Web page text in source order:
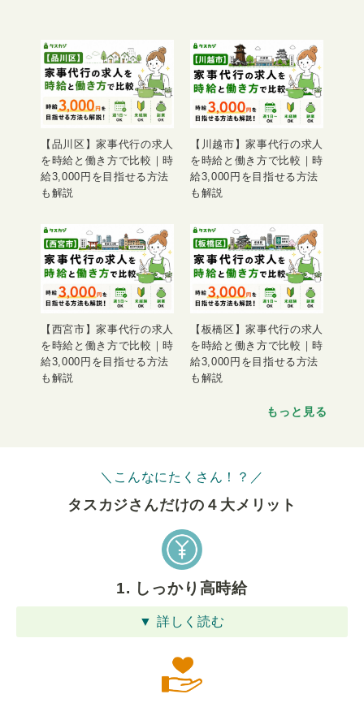
【品川区】家事代行の求人
を時給と働き方で比較｜時
給3,000円を目指せる方法
も解説
【川越市】家事代行の求人
を時給と働き方で比較｜時
給3,000円を目指せる方法
も解説
【西宮市】家事代行の求人
を時給と働き方で比較｜時
給3,000円を目指せる方法
も解説
【板橋区】家事代行の求人
を時給と働き方で比較｜時
給3,000円を目指せる方法
も解説
もっと見る
＼こんなにたくさん！？／
タスカジさんだけの４⼤メリット
1. しっかり高時給
▼ 詳しく読む